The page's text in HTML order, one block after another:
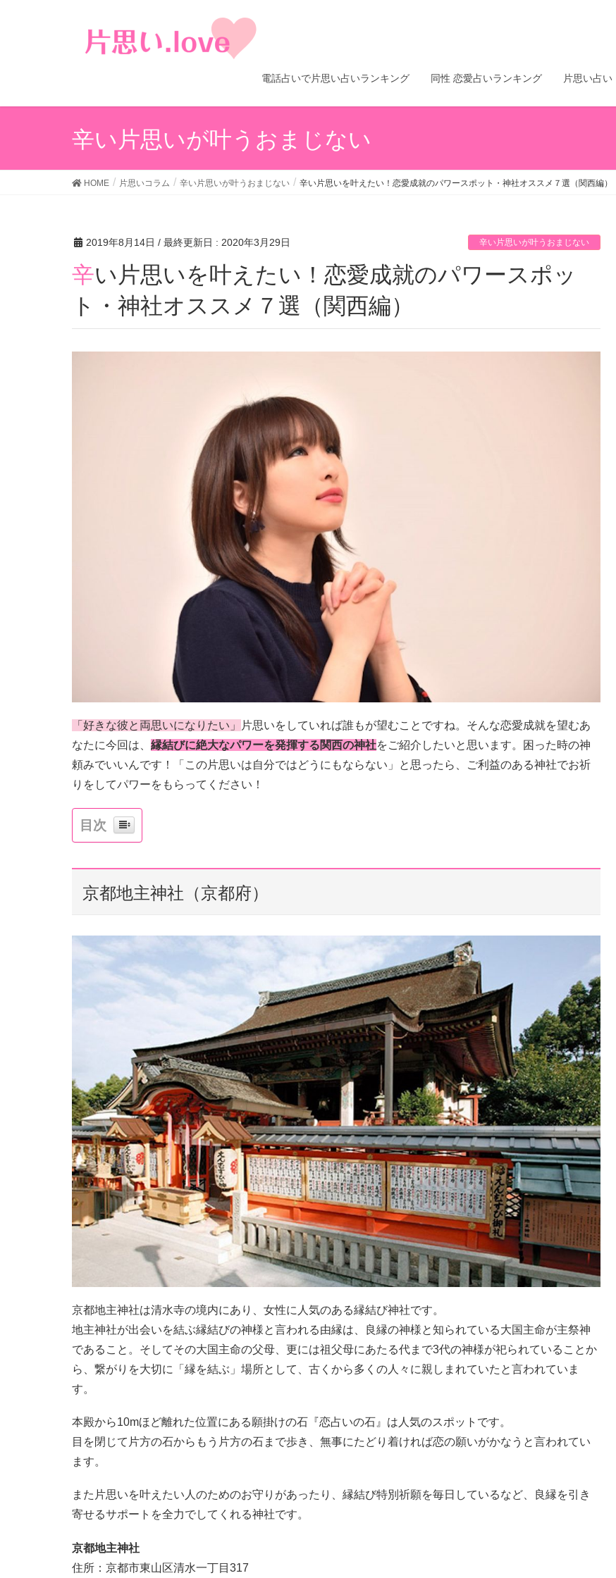
電話占いで片思い占いランキング 同性 恋愛占いランキング 片思い占い
辛い片思いが叶うおまじない
HOME 片思いコラム 辛い片思いが叶うおまじない 辛い片思いを叶えたい！恋愛成就のパワースポット・神社オススメ７選（関西編）
2019年8月14日 / 最終更新日 : 2020年3月29日 辛い片思いが叶うおまじない
辛い片思いを叶えたい！恋愛成就のパワースポッ
ト・神社オススメ７選（関西編）
「好きな彼と両思いになりたい」
片思いをしていれば誰もが望むことですね。そんな恋愛成就を望むあ
なたに今回は、 縁結びに絶大なパワーを発揮する関西の神社をご紹介したいと思います。困った時の神
頼みでいいんです！「この片思いは自分ではどうにもならない」と思ったら、ご利益のある神社でお祈
りをしてパワーをもらってください！
目次
京都地主神社（京都府）
京都地主神社は清水寺の境内にあり、女性に人気のある縁結び神社です。
地主神社が出会いを結ぶ縁結びの神様と言われる由縁は、良縁の神様と知られている大国主命が主祭神
であること。そしてその大国主命の父母、更には祖父母にあたる代まで3代の神様が祀られていることか
ら、繋がりを大切に「縁を結ぶ」場所として、古くから多くの人々に親しまれていたと言われていま
す。
本殿から10mほど離れた位置にある願掛けの石『恋占いの石』は人気のスポットです。
目を閉じて片方の石からもう片方の石まで歩き、無事にたどり着ければ恋の願いがかなうと言われてい
ます。
また片思いを叶えたい人のためのお守りがあったり、縁結び特別祈願を毎日しているなど、良縁を引き
寄せるサポートを全力でしてくれる神社です。
京都地主神社
住所：京都市東山区清水一丁目317